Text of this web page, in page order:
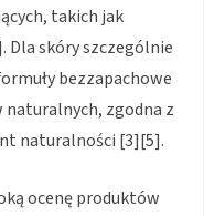
takich jak
Dla skóry szczególnie
bezzapachowe
naturalnych, zgodna z
naturalności [3][5].
ocenę produktów